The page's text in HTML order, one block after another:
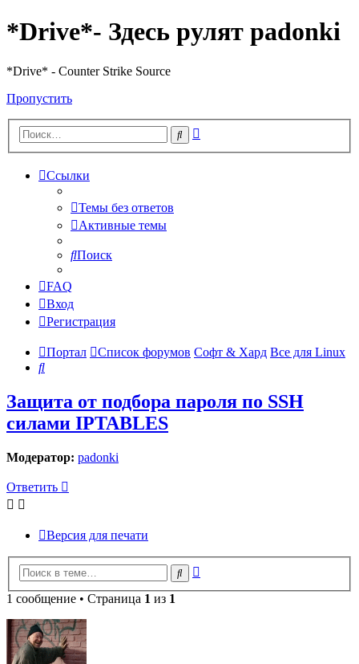
*Drive*- Здесь рулят padonki
*Drive* - Counter Strike Source
Пропустить
Поиск
Ссылки
Темы без ответов
Активные темы
Поиск
FAQ
Вход
Регистрация
Портал Список форумов Софт & Хард Все для Linux
Поиск
Защита от подбора пароля по SSH
силами IPTABLES
Модератор: padonki
Ответить
Версия для печати
Поиск
1 сообщение • Страница 1 из 1